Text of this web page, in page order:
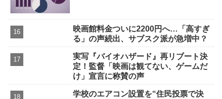
映画館料金ついに2200円へ…「高すぎ
る」の声続出、サブスク派が急増中？
実写『バイオハザード』再リブート決
定！監督「映画は観てない、ゲームだ
け」宣言に称賛の声
学校のエアコン設置を“住民投票で決